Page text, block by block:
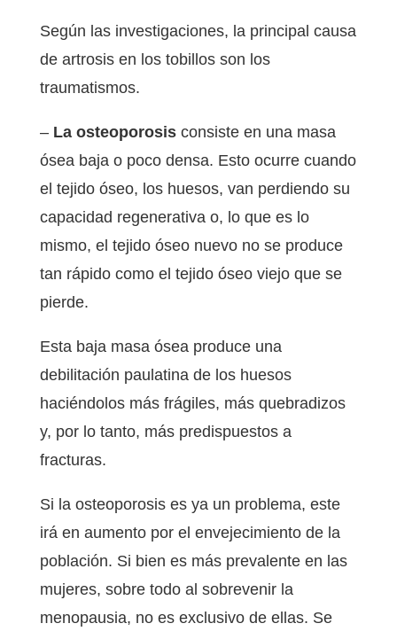
Según las investigaciones, la principal causa
de artrosis en los tobillos son los
traumatismos.
– La osteoporosisconsiste en una masa
ósea baja o poco densa. Esto ocurre cuando
el tejido óseo, los huesos, van perdiendo su
capacidad regenerativa o, lo que es lo
mismo, el tejido óseo nuevo no se produce
tan rápido como el tejido óseo viejo que se
pierde.
Esta baja masa ósea produce una
debilitación paulatina de los huesos
haciéndolos más frágiles, más quebradizos
y, por lo tanto, más predispuestos a
fracturas.
Si la osteoporosis es ya un problema, este
irá en aumento por el envejecimiento de la
población. Si bien es más prevalente en las
mujeres, sobre todo al sobrevenir la
menopausia, no es exclusivo de ellas. Se